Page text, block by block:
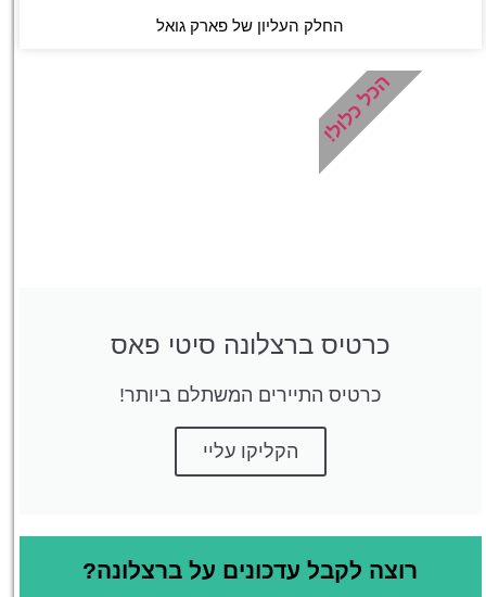
החלק העליון של פארק גואל
כרטיס ברצלונה סיטי פאס
כרטיס התיירים המשתלם ביותר!
הקליקו עליי
הכל כלול!
רוצה לקבל עדכונים על ברצלונה?